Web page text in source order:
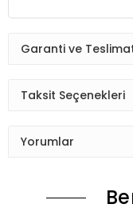
Garanti ve
Taksit Seçenekleri
Yorumlar